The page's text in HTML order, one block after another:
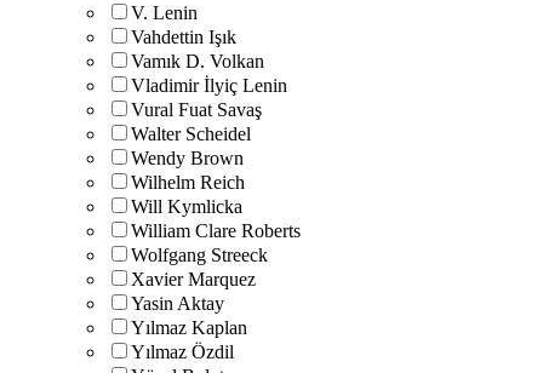
V. Lenin
Vahdettin Işık
Vamık D. Volkan
Vladimir İlyiç Lenin
Vural Fuat Savaş
Walter Scheidel
Wendy Brown
Wilhelm Reich
Will Kymlicka
William Clare Roberts
Wolfgang Streeck
Xavier Marquez
Yasin Aktay
Yılmaz Kaplan
Yılmaz Özdil